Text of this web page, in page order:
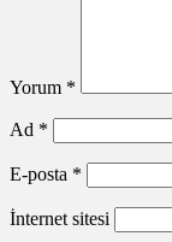
Yorum *
Ad *
E-posta *
İnternet sitesi